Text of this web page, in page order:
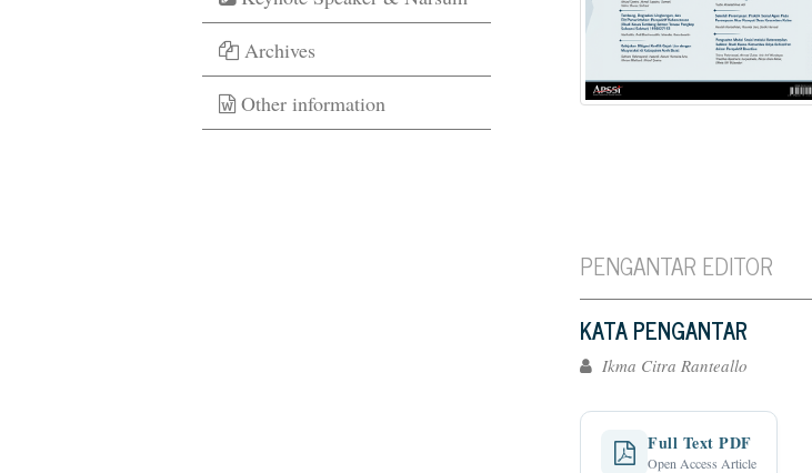
Archives
Other information
PENGANTAR EDITOR
KATA PENGANTAR
Ikma Citra Ranteallo
Full Text PDF
Open Access Article